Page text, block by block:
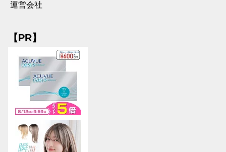
運営会社
【PR】